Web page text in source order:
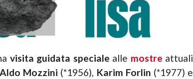
visita guidata speciale alle mostre attuali
Aldo Mozzini (*1956), Karim Forlin (*1977) e